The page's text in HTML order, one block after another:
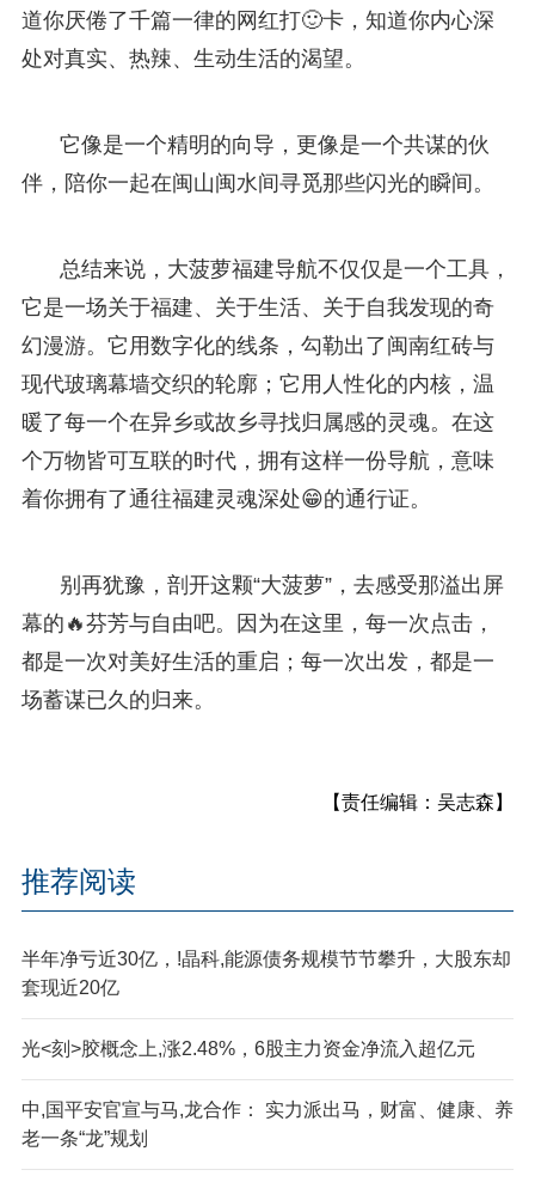
道你厌倦了千篇一律的网红打🙂卡，知道你内心深
处对真实、热辣、生动生活的渴望。
它像是一个精明的向导，更像是一个共谋的伙
伴，陪你一起在闽山闽水间寻觅那些闪光的瞬间。
总结来说，大菠萝福建导航不仅仅是一个工具，
它是一场关于福建、关于生活、关于自我发现的奇
幻漫游。它用数字化的线条，勾勒出了闽南红砖与
现代玻璃幕墙交织的轮廓；它用人性化的内核，温
暖了每一个在异乡或故乡寻找归属感的灵魂。在这
个万物皆可互联的时代，拥有这样一份导航，意味
着你拥有了通往福建灵魂深处😁的通行证。
别再犹豫，剖开这颗“大菠萝”，去感受那溢出屏
幕的🔥芬芳与自由吧。因为在这里，每一次点击，
都是一次对美好生活的重启；每一次出发，都是一
场蓄谋已久的归来。
【责任编辑：吴志森】
推荐阅读
半年净亏近30亿，!晶科,能源债务规模节节攀升，大股东却
套现近20亿
光<刻>胶概念上,涨2.48%，6股主力资金净流入超亿元
中,国平安官宣与马,龙合作： 实力派出马，财富、健康、养
老一条“龙”规划